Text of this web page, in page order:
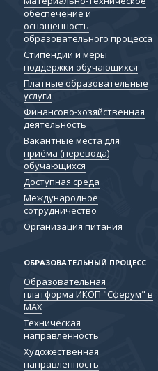
обеспечение и
оснащенность
образовательного процесса
Стипендии и меры
поддержки обучающихся
Платные образовательные
услуги
Финансово-хозяйственная
деятельность
Вакантные места для
приёма (перевода)
обучающихся
Доступная среда
Международное
сотрудничество
Организация питания
ОБРАЗОВАТЕЛЬНЫЙ ПРОЦЕСС
Образовательная
платформа ИКОП "Сферум" в
МАХ
Техническая
направленность
Художественная
направленность